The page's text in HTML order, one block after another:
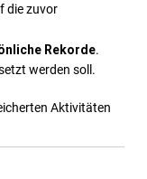
die zuvor
Rekorde.
werden soll.
Aktivitäten